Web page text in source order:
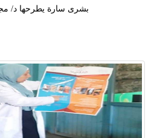
بشرى سارة يطرحها د/